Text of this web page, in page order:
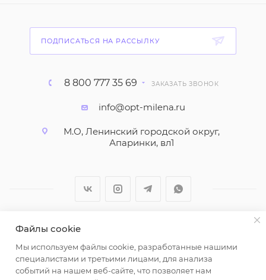
ПОДПИСАТЬСЯ НА РАССЫЛКУ
8 800 777 35 69 ЗАКАЗАТЬ ЗВОНОК
info@opt-milena.ru
М.О, Ленинский городской округ,
Апаринки, вл1
2026 © ООО "Вайт Текстиль групп"
Любая информация на сайте носит справочный
характер и не является публичной офертой
определяемой положениями пункта 2 статьи 437
Файлы cookie
Мы используем файлы cookie, разработанные нашими
специалистами и третьими лицами, для анализа
событий на нашем веб-сайте, что позволяет нам